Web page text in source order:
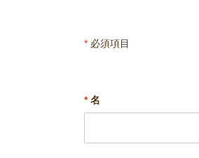
*必須項目
*名